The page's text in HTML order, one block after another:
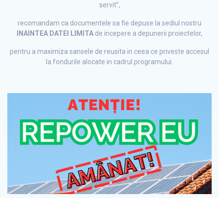
servit”,
recomandam ca documentele sa fie depuse la sediul nostru
INAINTEA DATEI LIMITA de incepere a depunerii proiectelor,
pentru a maximiza sansele de reusita in ceea ce priveste accesul
la fondurile alocate in cadrul programului.